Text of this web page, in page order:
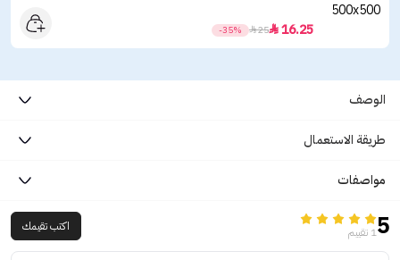
16.25

25

-35%
الوصف
طريقة الاستعمال
مواصفات
51 تقييم اكتب تقيمك